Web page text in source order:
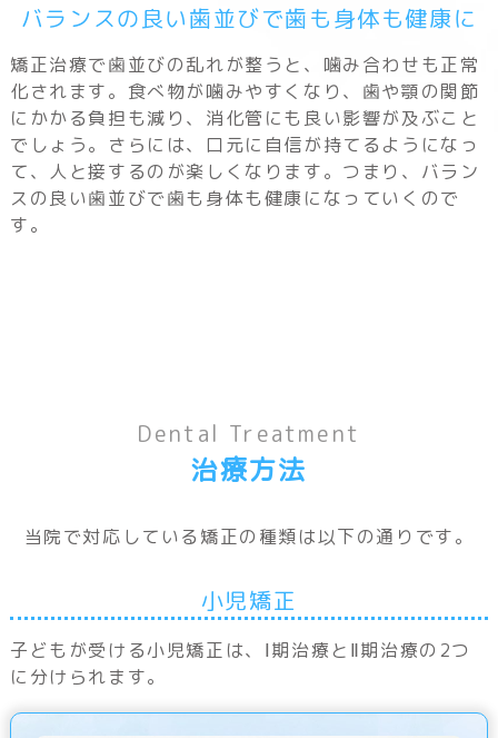
バランスの良い歯並びで歯も身体も健康に
矯正治療で歯並びの乱れが整うと、噛み合わせも正常
化されます。食べ物が噛みやすくなり、歯や顎の関節
にかかる負担も減り、消化管にも良い影響が及ぶこと
でしょう。さらには、口元に自信が持てるようになっ
て、人と接するのが楽しくなります。つまり、バラン
スの良い歯並びで歯も身体も健康になっていくので
す。
Dental Treatment
治療方法
当院で対応している矯正の種類は以下の通りです。
小児矯正
子どもが受ける小児矯正は、Ⅰ期治療とⅡ期治療の2つ
に分けられます。